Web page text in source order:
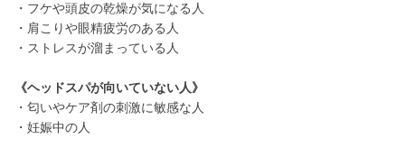
・フケや頭皮の乾燥が気になる人
・肩こりや眼精疲労のある人
・ストレスが溜まっている人
《ヘッドスパが向いていない人》
・匂いやケア剤の刺激に敏感な人
・妊娠中の人